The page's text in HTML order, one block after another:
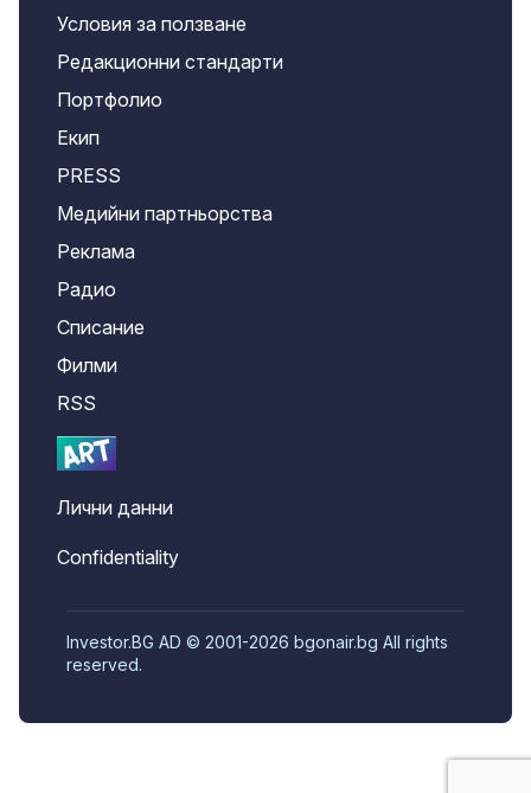
Условия за ползване
Редакционни стандарти
Портфолио
Екип
PRESS
Медийни партньорства
Реклама
Радио
Списание
Филми
RSS
Лични данни
Confidentiality
Investor.BG AD © 2001-2026 bgonair.bg All rights
reserved.